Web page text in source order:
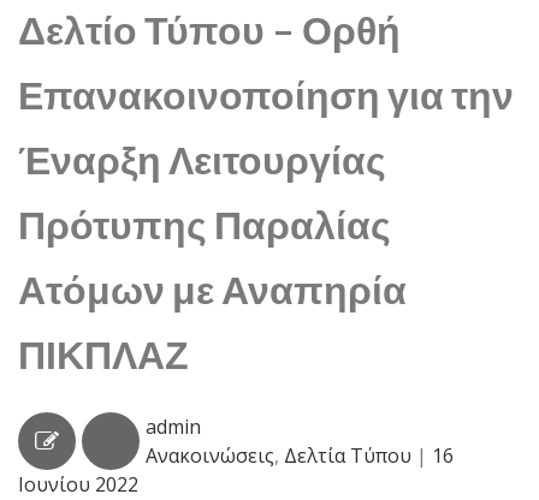
Δελτίο Τύπου – Ορθή
Επανακοινοποίηση για την
Έναρξη Λειτουργίας
Πρότυπης Παραλίας
Ατόμων με Αναπηρία
ΠΙΚΠΛΑΖ
admin
Ανακοινώσεις, Δελτία Τύπου | 16
Ιουνίου 2022